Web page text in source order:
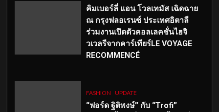
คิมเบอร์ลี่ แอน โวลเทมัส เฉิดฉาย
ณ กรุงฟลอเรนซ์ ประเทศอิตาลี
ร่วมงานเปิดตัวคอลเลคชั่นไฮจิ
วเวลรีจากคาร์เทียร์LE VOYAGE
RECOMMENCÉ
FASHION UPDATE
“ฟอร์ด ฐิติพงษ์” กับ “Trofi”